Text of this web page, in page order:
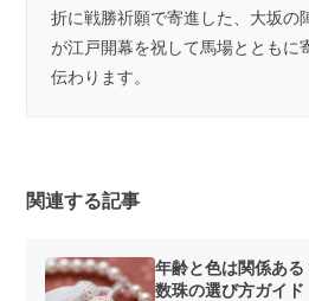
折に戦勝祈願で寄進した、大坂の
が江戸開幕を祝して馬場とともに
伝わります。
関連する記事
年齢と色は関係あ
数珠の選び方ガイド